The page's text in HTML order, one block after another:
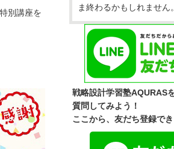
別講座を
ま終わるかもしれません。
戦略設計学習塾AQURAS
質問してみよう！
ここから、友だち登録でき